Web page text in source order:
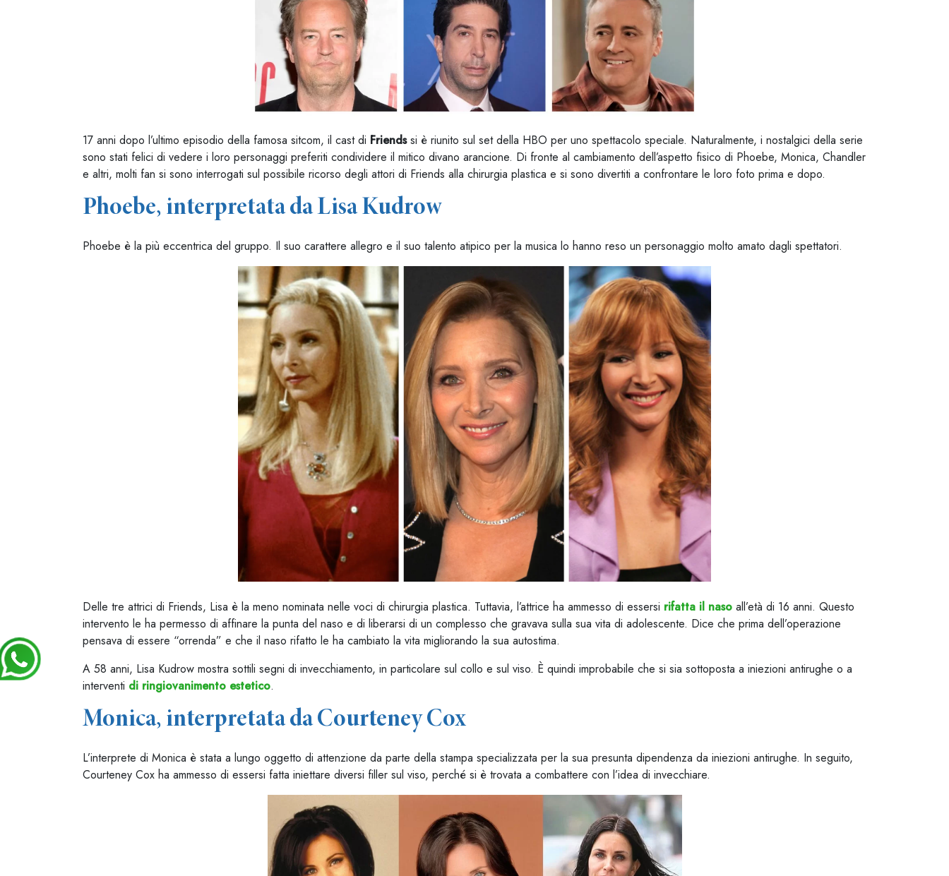
17 anni dopo l’ultimo episodio della famosa sitcom, il cast di Friendssi è riunito sul set della HBO per uno spettacolo speciale. Naturalmente, i nostalgici della serie
sono stati felici di vedere i loro personaggi preferiti condividere il mitico divano arancione. Di fronte al cambiamento dell’aspetto fisico di Phoebe, Monica, Chandler
e altri, molti fan si sono interrogati sul possibile ricorso degli attori di Friends alla chirurgia plastica e si sono divertiti a confrontare le loro foto prima e dopo.
Phoebe, interpretata da Lisa Kudrow
Phoebe è la più eccentrica del gruppo. Il suo carattere allegro e il suo talento atipico per la musica lo hanno reso un personaggio molto amato dagli spettatori.
Delle tre attrici di Friends, Lisa è la meno nominata nelle voci di chirurgia plastica. Tuttavia, l’attrice ha ammesso di essersi rifatta il naso all’età di 16 anni. Questo
intervento le ha permesso di affinare la punta del naso e di liberarsi di un complesso che gravava sulla sua vita di adolescente. Dice che prima dell’operazione
pensava di essere “orrenda” e che il naso rifatto le ha cambiato la vita migliorando la sua autostima.
A 58 anni, Lisa Kudrow mostra sottili segni di invecchiamento, in particolare sul collo e sul viso. È quindi improbabile che si sia sottoposta a iniezioni antirughe o a
interventi di ringiovanimento estetico.
Monica, interpretata da Courteney Cox
L’interprete di Monica è stata a lungo oggetto di attenzione da parte della stampa specializzata per la sua presunta dipendenza da iniezioni antirughe. In seguito,
Courteney Cox ha ammesso di essersi fatta iniettare diversi filler sul viso, perché si è trovata a combattere con l’idea di invecchiare.